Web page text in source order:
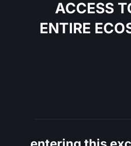
ACCESS
ENTIRE